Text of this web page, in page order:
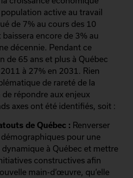
active au travail
de 7% au cours des 10
encore de 3% au
décennie. Pendant ce
de 65 ans et plus à Québec
à 27% en 2031. Rien
de rareté de la
répondre aux enjeux
axes ont été identifiés, soit :
de Québec : Renverser
pour une
à Québec et mettre
constructives afin
main-d’œuvre, qu’elle